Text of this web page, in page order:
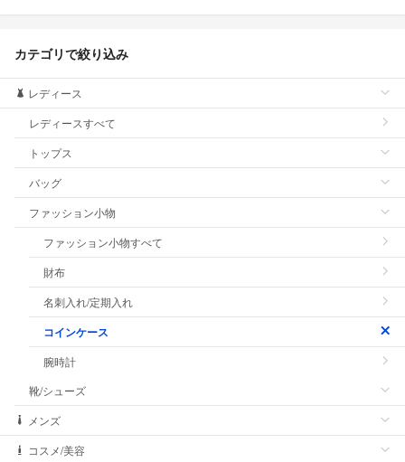
カテゴリで絞り込み
レディース
レディースすべて
トップス
バッグ
ファッション小物
ファッション小物すべて
財布
名刺入れ/定期入れ
コインケース
腕時計
靴/シューズ
メンズ
コスメ/美容